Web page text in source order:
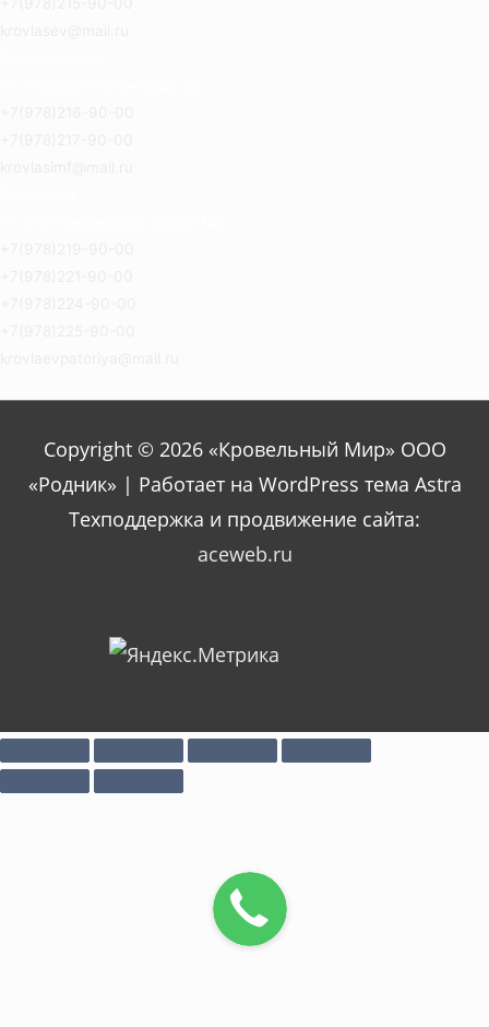
Copyright © 2026 «Кровельный Мир» ООО
«Родник» | Работает на WordPress тема Astra
Техподдержка и продвижение сайта:
aceweb.ru